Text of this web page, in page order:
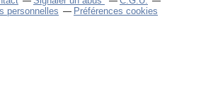
personnelles
Préférences cookies